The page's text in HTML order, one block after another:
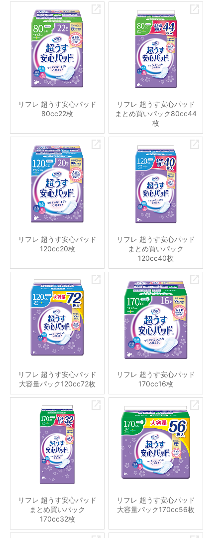
リフレ 超うす安心パッド
80cc22枚
リフレ 超うす安心パッド
まとめ買いパック80cc44
枚
リフレ 超うす安心パッド
120cc20枚
リフレ 超うす安心パッド
まとめ買いパック
120cc40枚
リフレ 超うす安心パッド
大容量パック120cc72枚
リフレ 超うす安心パッド
170cc16枚
リフレ 超うす安心パッド
まとめ買いパック
170cc32枚
リフレ 超うす安心パッド
大容量パック170cc56枚